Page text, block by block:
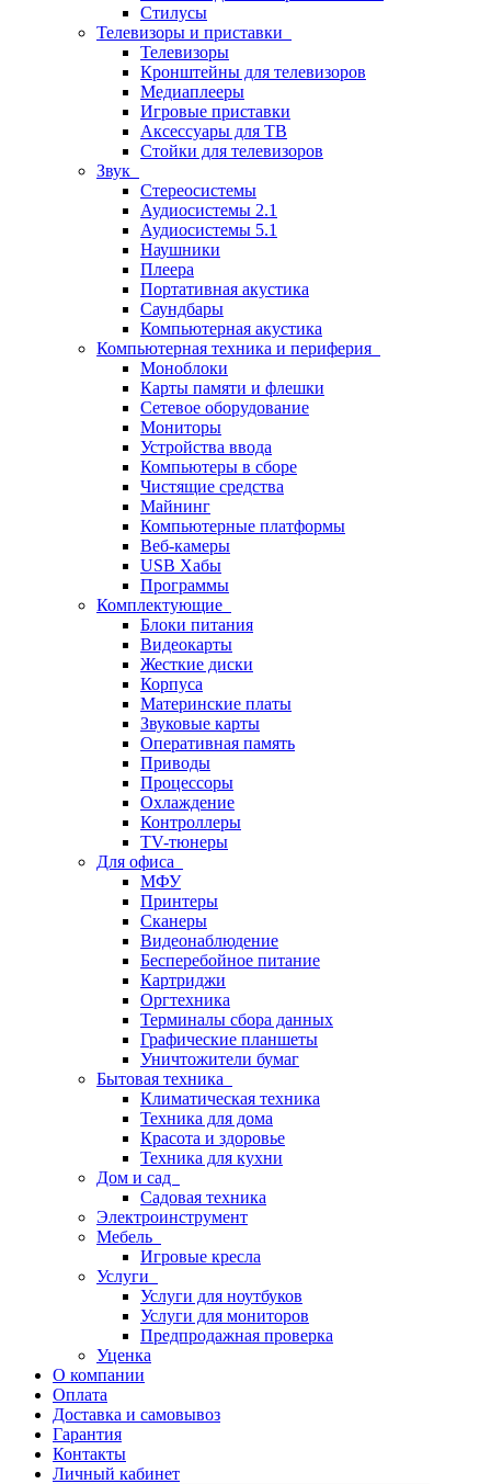
Стилусы
Телевизоры и приставки
Телевизоры
Кронштейны для телевизоров
Медиаплееры
Игровые приставки
Аксессуары для ТВ
Стойки для телевизоров
Звук
Стереосистемы
Аудиосистемы 2.1
Аудиосистемы 5.1
Наушники
Плеера
Портативная акустика
Саундбары
Компьютерная акустика
Компьютерная техника и периферия
Моноблоки
Карты памяти и флешки
Сетевое оборудование
Мониторы
Устройства ввода
Компьютеры в сборе
Чистящие средства
Майнинг
Компьютерные платформы
Веб-камеры
USB Хабы
Программы
Комплектующие
Блоки питания
Видеокарты
Жесткие диски
Корпуса
Материнские платы
Звуковые карты
Оперативная память
Приводы
Процессоры
Охлаждение
Контроллеры
TV-тюнеры
Для офиса
МФУ
Принтеры
Сканеры
Видеонаблюдение
Бесперебойное питание
Картриджи
Оргтехника
Терминалы сбора данных
Графические планшеты
Уничтожители бумаг
Бытовая техника
Климатическая техника
Техника для дома
Красота и здоровье
Техника для кухни
Дом и сад
Садовая техника
Электроинструмент
Мебель
Игровые кресла
Услуги
Услуги для ноутбуков
Услуги для мониторов
Предпродажная проверка
Уценка
О компании
Оплата
Доставка и самовывоз
Гарантия
Контакты
Личный кабинет